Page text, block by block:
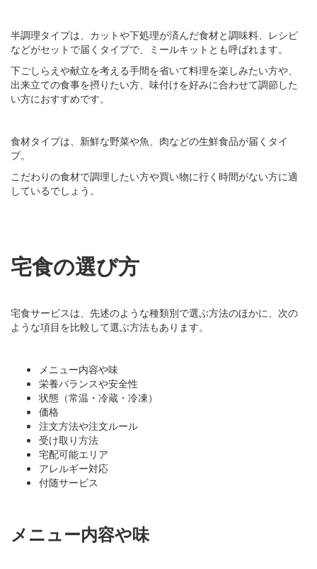
半調理タイプは、カットや下処理が済んだ食材と調味料、レシピ
などがセットで届くタイプで、ミールキットとも呼ばれます。
下ごしらえや献立を考える手間を省いて料理を楽しみたい方や、
出来立ての食事を摂りたい方、味付けを好みに合わせて調節した
い方におすすめです。
食材タイプは、新鮮な野菜や魚、肉などの生鮮食品が届くタイ
プ。
こだわりの食材で調理したい方や買い物に行く時間がない方に適
しているでしょう。
宅食の選び方
宅食サービスは、先述のような種類別で選ぶ方法のほかに、次の
ような項目を比較して選ぶ方法もあります。
メニュー内容や味
栄養バランスや安全性
状態（常温・冷蔵・冷凍）
価格
注文方法や注文ルール
受け取り方法
宅配可能エリア
アレルギー対応
付随サービス
メニュー内容や味